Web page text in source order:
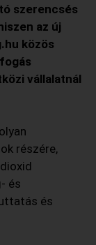
szerencsés
az új
közös
vállalatnál
részére,
és
és